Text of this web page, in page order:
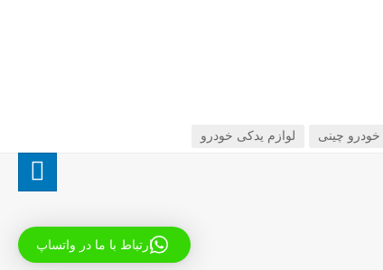
خودرو چینی لوازم یدکی خودرو
ارتباط با ما در واتساپ